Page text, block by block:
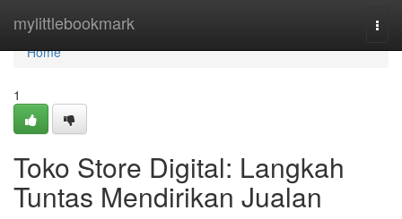
mylittlebookmark
Home
Home
1
Toko Store Digital: Langkah
Tuntas Mendirikan Jualan